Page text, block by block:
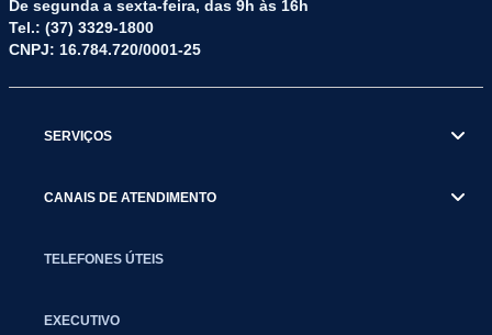
De segunda a sexta-feira, das 9h às 16h
Tel.: (37) 3329-1800
CNPJ: 16.784.720/0001-25
SERVIÇOS
CANAIS DE ATENDIMENTO
TELEFONES ÚTEIS
EXECUTIVO